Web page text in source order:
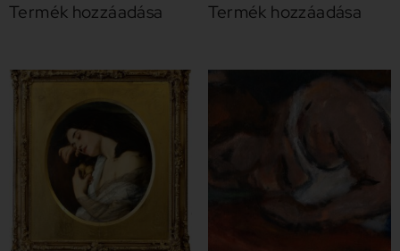
Termék hozzáadása Termék hozzáadása